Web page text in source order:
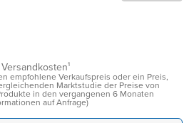
empfohlene Verkaufspreis oder ein Preis,
Marktstudie der Preise von
in den vergangenen 6 Monaten
auf Anfrage)